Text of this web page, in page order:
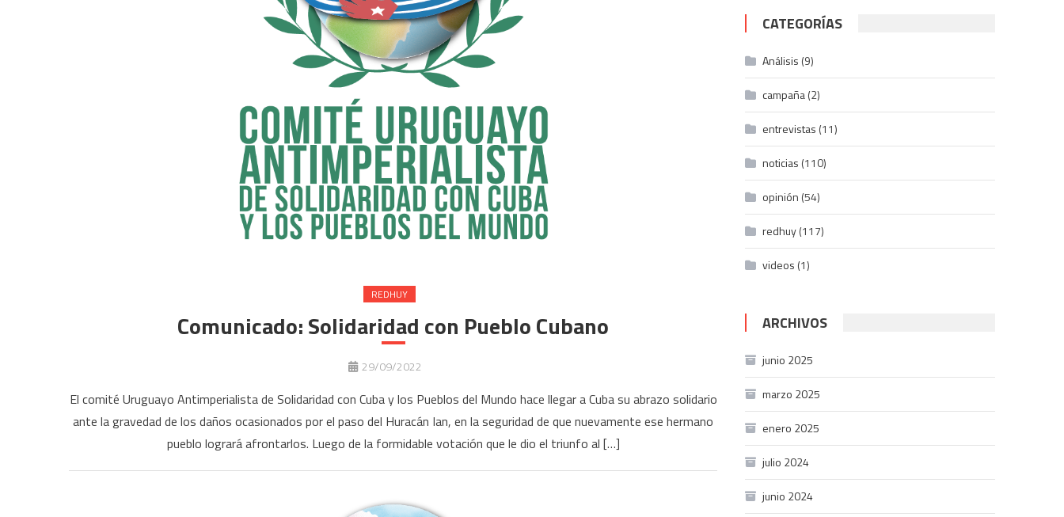
REDHUY
Comunicado: Solidaridad con Pueblo Cubano
29/09/2022
El comité Uruguayo Antimperialista de Solidaridad con Cuba y los Pueblos del Mundo hace llegar a Cuba su abrazo solidario
ante la gravedad de los daños ocasionados por el paso del Huracán Ian, en la seguridad de que nuevamente ese hermano
pueblo logrará afrontarlos. Luego de la formidable votación que le dio el triunfo al […]
CATEGORÍAS
Análisis (9)
campaña(2)
entrevistas (11)
noticias (110)
opinión (54)
redhuy(117)
videos (1)
ARCHIVOS
junio 2025
marzo 2025
enero 2025
julio 2024
junio 2024